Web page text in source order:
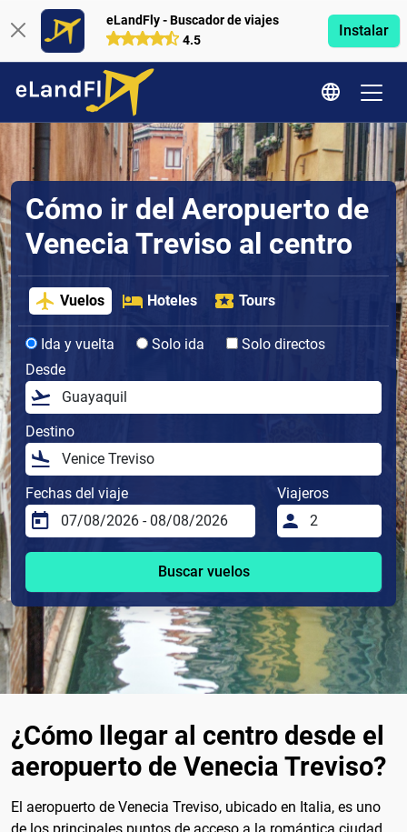
eLandFly - Buscador de viajes
4.5
Instalar
Cómo ir del Aeropuerto de
Venecia Treviso al centro
Vuelos Hoteles Tours
Ida y vuelta Solo ida
Solo directos
Desde
Destino
Fechas del viaje Viajeros
Buscar vuelos
¿Cómo llegar al centro desde el
aeropuerto de Venecia Treviso?
El aeropuerto de Venecia Treviso, ubicado en Italia, es uno